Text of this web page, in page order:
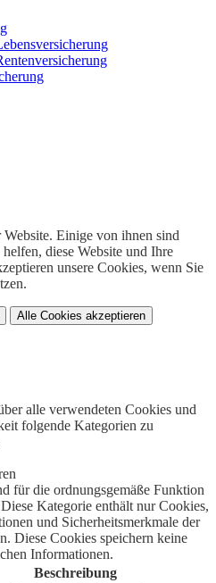
Einige von ihnen sind
diese Website und Ihre
unsere Cookies, wenn Sie
Alle Cookies akzeptieren
alle verwendeten Cookies und
folgende Kategorien zu
für die ordnungsgemäße Funktion
Kategorie enthält nur Cookies,
und Sicherheitsmerkmale der
Diese Cookies speichern keine
Informationen.
Beschreibung